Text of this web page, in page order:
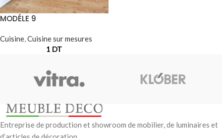
MODÉLE 9
Cuisine,Cuisine sur mesures
1 DT
Entreprise de production et showroom de mobilier, de luminaires et